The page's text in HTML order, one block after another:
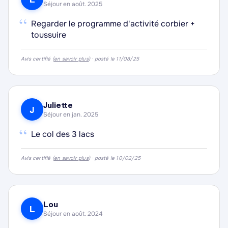
apprécié pour explorer le vaste domaine skiable
environnant.
·
·
Séjour en août. 2025
“ Regarder le programme d'activité corbier +
toussuire
Avis certifié (en savoir plus) · posté le 11/08/25
J Juliette
Séjour en jan. 2025
“ Le col des 3 lacs
Avis certifié (en savoir plus) · posté le 10/02/25
L Lou
Séjour en août. 2024